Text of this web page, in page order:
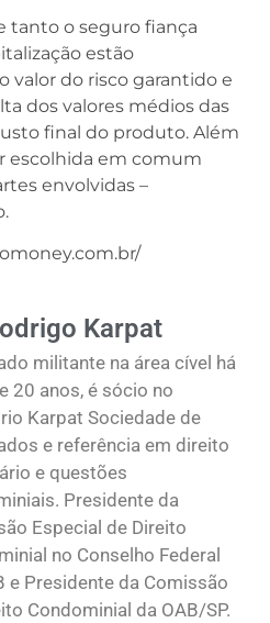
tanto o seguro fiança
estão
valor do risco garantido e
dos valores médios das
final do produto. Além
escolhida em comum
envolvidas –
Karpat
militante na área cível há
20 anos, é sócio no
Karpat Sociedade de
e referência em direito
e questões
Presidente da
Especial de Direito
no Conselho Federal
e Presidente da Comissão
Condominial da OAB/SP.